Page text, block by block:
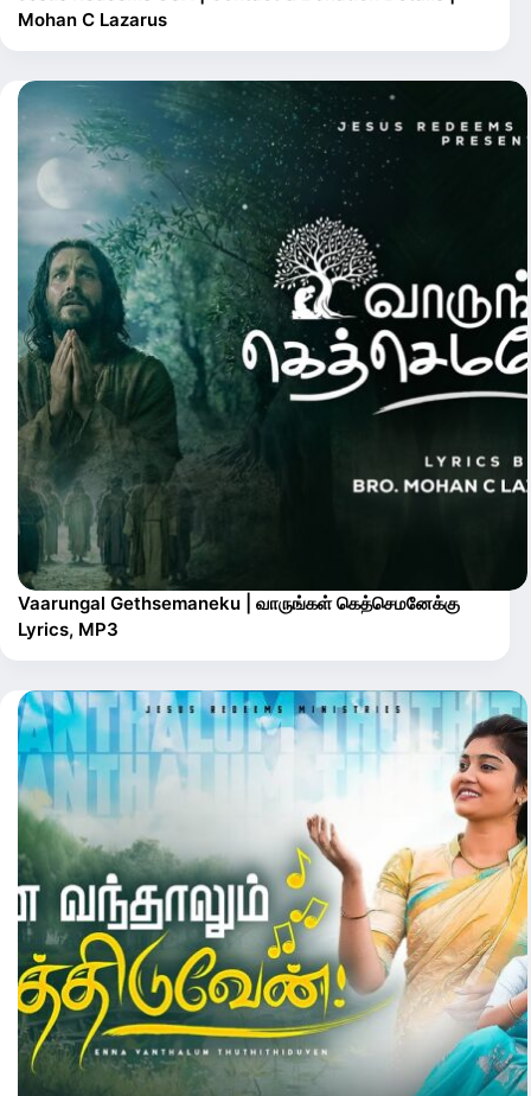
Mohan C Lazarus
Vaarungal Gethsemaneku | வாருங்கள் கெத்செமனேக்கு
Lyrics, MP3